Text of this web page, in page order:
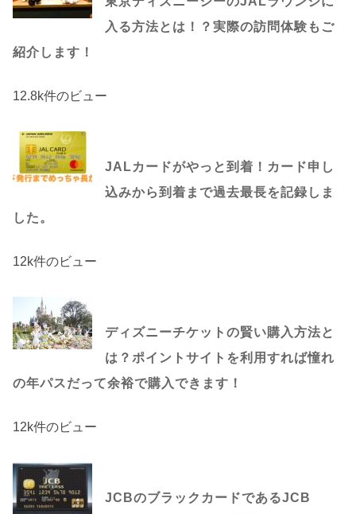
入る方法とは！？実際の訪問体験もご
紹介します！
12.8k件のビュー
JALカードがやっと到着！カード申し
込みから到着まで過去最長を記録しま
した。
12k件のビュー
ディズニーチケットの賢い購入方法と
は？ポイントサイトを利用すれば憧れ
の年パスだって余裕で購入できます！
12k件のビュー
JCBのブラックカードであるJCB